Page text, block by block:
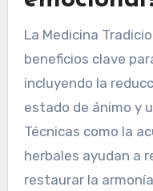
La Medicina
beneficios clave
incluyendo la
estado de ánimo y
Técnicas como la
herbales ayudan a
restaurar la